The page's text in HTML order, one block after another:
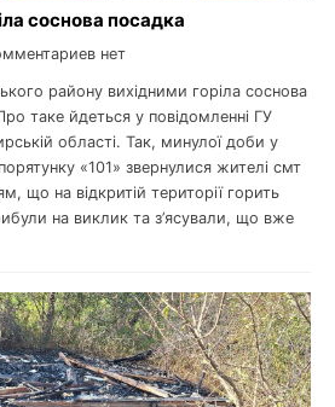
соснова посадка
нет
району вихідними горіла соснова
таке йдеться у повідомленні ГУ
області. Так, минулої доби у
«101» звернулися жителі смт
що на відкритій території горить
на виклик та з’ясували, що вже